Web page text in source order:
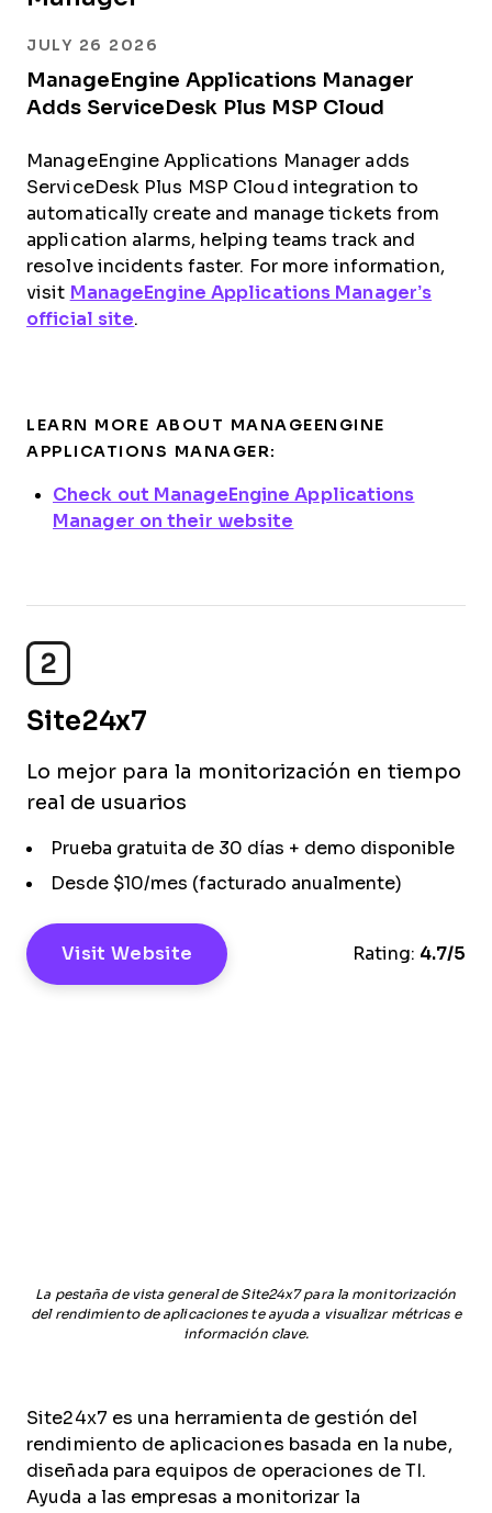
JULY 26 2026
ManageEngine Applications Manager
Adds ServiceDesk Plus MSP Cloud
ManageEngine Applications Manager adds
ServiceDesk Plus MSP Cloud integration to
automatically create and manage tickets from
application alarms, helping teams track and
resolve incidents faster. For more information,
visit ManageEngine Applications Manager’s
official site.
LEARN MORE ABOUT MANAGEENGINE
APPLICATIONS MANAGER:
Check out ManageEngine Applications
Manager on their website
2
Site24x7
Lo mejor para la monitorización en tiempo
real de usuarios
Prueba gratuita de 30 días + demo disponible
Desde $10/mes (facturado anualmente)
Visit Website Rating: 4.7/5
La pestaña de vista general de Site24x7 para la monitorización
del rendimiento de aplicaciones te ayuda a visualizar métricas e
información clave.
Site24x7 es una herramienta de gestión del
rendimiento de aplicaciones basada en la nube,
diseñada para equipos de operaciones de TI.
Ayuda a las empresas a monitorizar la